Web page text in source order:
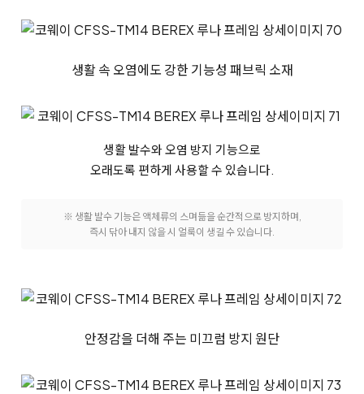
생활 속 오염에도 강한 기능성 패브릭 소재
생활 발수와 오염 방지 기능으로
오래도록 편하게 사용할 수 있습니다.
※ 생활 발수 기능은 액체류의 스며듦을 순간적으로 방지하며,
즉시 닦아 내지 않을 시 얼룩이 생길 수 있습니다.
안정감을 더해 주는 미끄럼 방지 원단